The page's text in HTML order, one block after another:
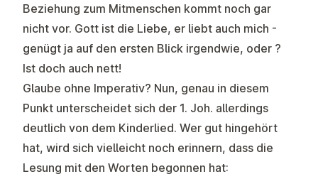
Beziehung zum Mitmenschen kommt noch gar
nicht vor. Gott ist die Liebe, er liebt auch mich -
genügt ja auf den ersten Blick irgendwie, oder ?
Ist doch auch nett!
Glaube ohne Imperativ? Nun, genau in diesem
Punkt unterscheidet sich der 1. Joh. allerdings
deutlich von dem Kinderlied. Wer gut hingehört
hat, wird sich vielleicht noch erinnern, dass die
Lesung mit den Worten begonnen hat: